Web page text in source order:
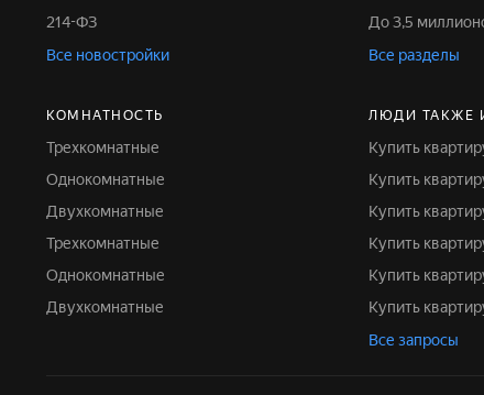
214-ФЗ
Все новостройки
До 3,5
Все разделы
КОМНАТНОСТЬ
Трехкомнатные
Однокомнатные
Двухкомнатные
Трехкомнатные
Однокомнатные
Двухкомнатные
ЛЮДИ ТАКЖЕ
Купить
Купить
Купить
Купить
Купить
Купить
Все запросы